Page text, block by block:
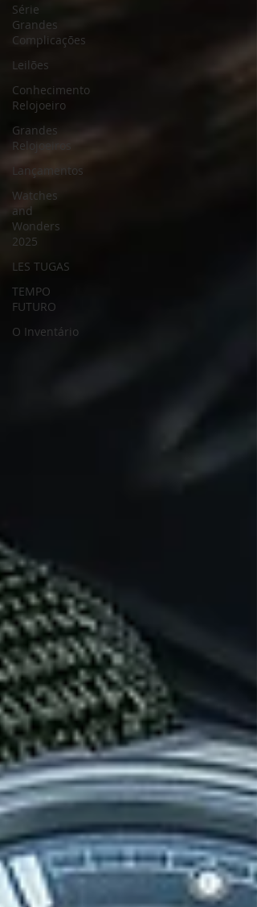
Série
Grandes
Complicações
Leilões
Conhecimento
Relojoeiro
Grandes
Relojoeiros
Lançamentos
Watches
and
Wonders
2025
LES TUGAS
TEMPO
FUTURO
O Inventário